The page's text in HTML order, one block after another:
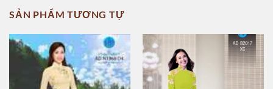
SẢN PHẨM TƯƠNG TỰ